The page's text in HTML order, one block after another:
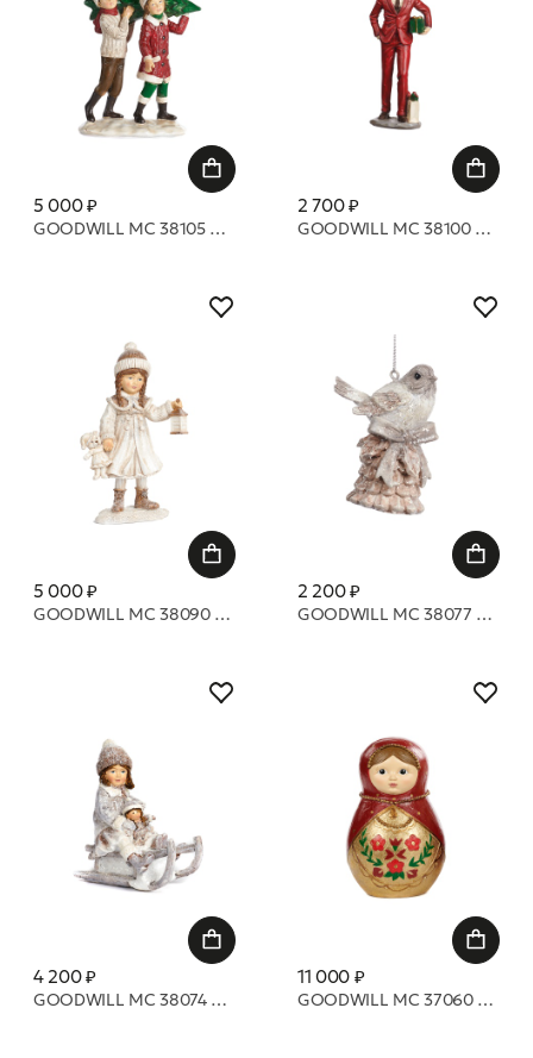
5 000 ₽
GOODWILL MC 38105 Дети, несущие новогоднюю елку 15,5 см
2 700 ₽
GOODWILL MC 38100 Рождественская парочка 12,5 см
5 000 ₽
GOODWILL MC 38090 Рождественская девочка 19,5 см
2 200 ₽
GOODWILL MC 38077 Птичка на пеньке и на колокольчике 7,5 см
4 200 ₽
GOODWILL MC 38074 Снежные дети на санках 10,5 см
11 000 ₽
GOODWILL MC 37060 Матрешки 27 см